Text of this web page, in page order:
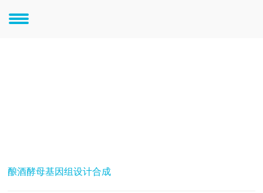
大科学-重大项目
酿酒酵母基因组设计合成